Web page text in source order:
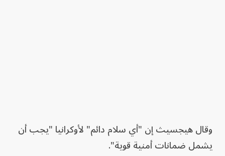
وقال هيجسيث إن "أي سلام دائم" لأوكرانيا "يجب أن
يشمل ضمانات أمنية قوية".